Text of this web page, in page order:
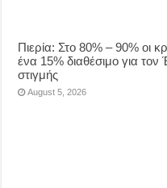
Πιερία: Στο 80% – 90% οι
ένα 15% διαθέσιμο για τον
στιγμής
August 5, 2026